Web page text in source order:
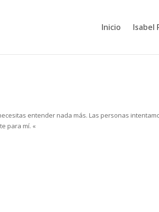
Inicio Isabel
entender nada más. Las personas
para mí. «